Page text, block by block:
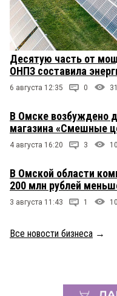
Десятую часть от
ОНПЗ составила
6 августа 12:35 0
В Омске возбуждено
магазина «Смешные
4 августа 16:20 3
В Омской области
200 млн рублей
3 августа 11:43 1
Все новости бизнеса →